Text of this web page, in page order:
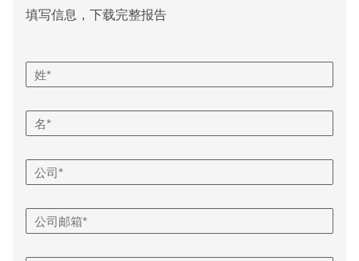
填写信息，下载完整报告